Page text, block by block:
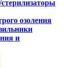
озоления
и